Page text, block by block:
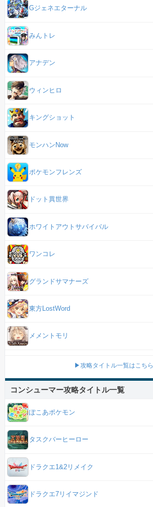
Gジェネエターナル
みんトレ
アナデン
ウィンヒロ
キングショット
モンハンNow
ポケモンフレンズ
ドット異世界
ホワイトアウトサバイバル
ワンコレ
グランドサマナーズ
東方LostWord
メメントモリ
▶攻略タイトル一覧はこちら
コンシューマー攻略タイトル一覧
ぽこあポケモン
タスクバーヒーロー
ドラクエ1&2リメイク
ドラクエ7リイマジンド